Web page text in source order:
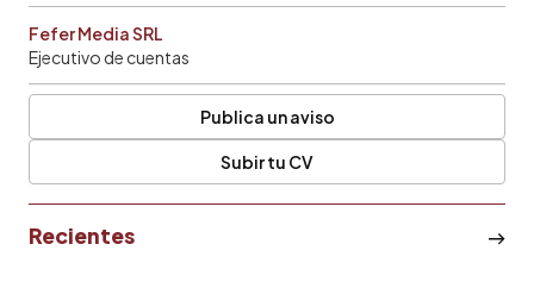
Fefer Media SRL
Ejecutivo de cuentas
Publica un aviso
Subir tu CV
Recientes